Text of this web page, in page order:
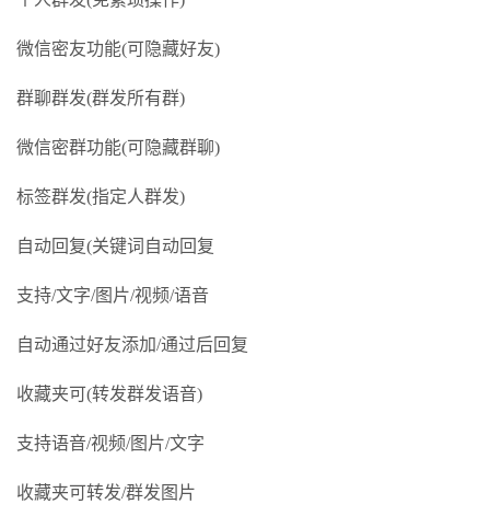
微信密友功能(可隐藏好友)
群聊群发(群发所有群)
微信密群功能(可隐藏群聊)
标签群发(指定人群发)
自动回复(关键词自动回复
支持/文字/图片/视频/语音
自动通过好友添加/通过后回复
收藏夹可(转发群发语音)
支持语音/视频/图片/文字
收藏夹可转发/群发图片